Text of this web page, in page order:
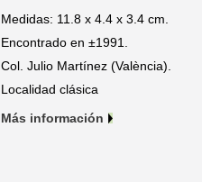
Medidas: 11.8 x 4.4 x 3.4 cm.
Encontrado en ±1991.
Col. Julio Martínez (València).
Localidad clásica
Más información